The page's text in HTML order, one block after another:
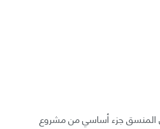
المنسق جزء أساسي من مشروع